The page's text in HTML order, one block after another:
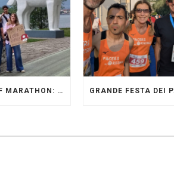
LAGO D’ISEO HALF MARATHON: ORIGINALI PRESENTI